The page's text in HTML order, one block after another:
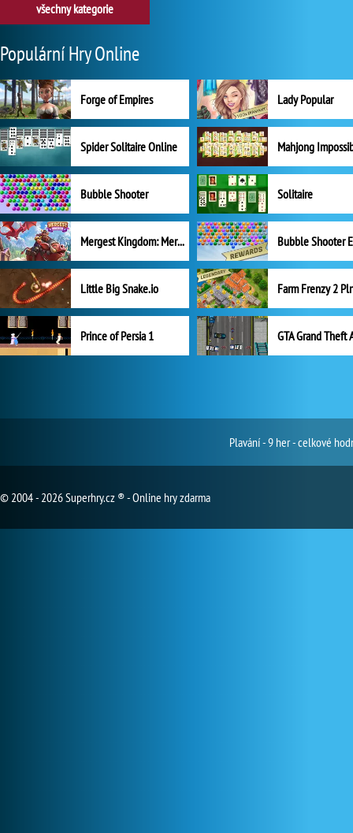
všechny kategorie
Populární Hry Online
Forge of Empires Lady Popular
Spider Solitaire Online Mahjong
Bubble Shooter Solitaire
Mergest Kingdom: Merge Puzzle
Little Big Snake.io
Prince of Persia 1 GTA Grand Theft
Plavání - 9 her - celkové
© 2004 - 2026 Superhry.cz ® - Online hry zdarma